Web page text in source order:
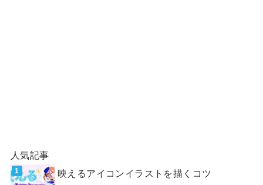
人気記事
映えるアイコンイラストを描くコツ